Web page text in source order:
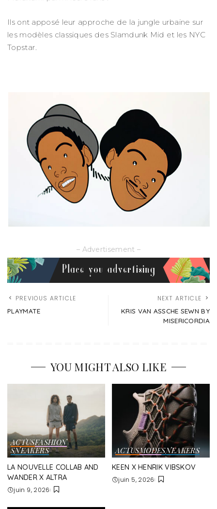
Ils ont apposé leur approche de la jungle urbaine sur
les modèles classiques des Slamdunk Mid et les NYC
Topstar.
– Advertisement –
PREVIOUS ARTICLE
PLAYMATE
NEXT ARTICLE
KRIS VAN ASSCHE SEWN BY
MISERICORDIA
YOU MIGHT ALSO LIKE
ACTUSFASHION
SNEAKERS
LA NOUVELLE COLLAB AND
WANDER X ALTRA
juin 9, 2026
ACTUSMODESNEAKERS
KEEN X HENRIK VIBSKOV
juin 5, 2026